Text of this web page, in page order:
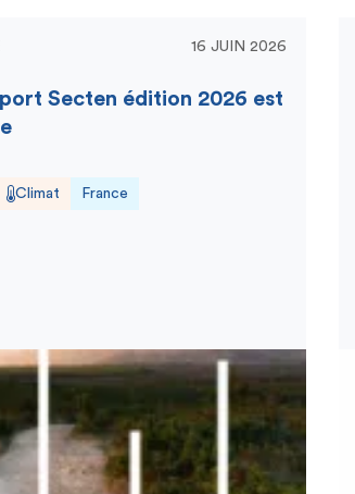
16 JUIN 2026
Secten édition 2026 est
Climat France